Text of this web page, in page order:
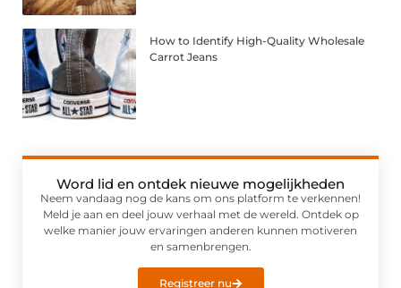
How to Identify High-Quality Wholesale
Carrot Jeans
Word lid en ontdek nieuwe mogelijkheden
Neem vandaag nog de kans om ons platform te verkennen!
Meld je aan en deel jouw verhaal met de wereld. Ontdek op
welke manier jouw ervaringen anderen kunnen motiveren
en samenbrengen.
Registreer nu